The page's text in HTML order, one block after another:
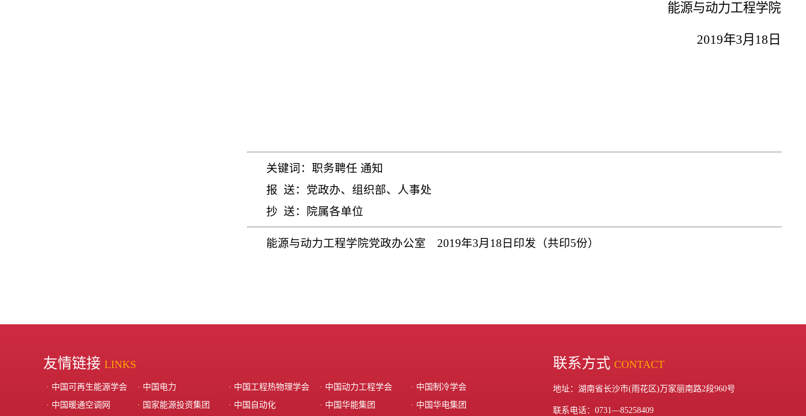
能源与动力工程学院
2019年3月 18 日
关键词：职务聘任 通知
报 送：党政办、组织部、人事处
抄 送：院属各单位
能源与动力工程学院党政办公室 2019年3月 18 日印发（共印5份）
友情链接 LINKS
· 中国可再生能源学会 · 中国电力 · 中国工程热物理学会 · 中国动力工程学会
· 中国制冷学会
· 中国暖通空调网
· 国家能源投资集团‌ · 中国自动化 · 中国华能集团‌ · ‌中国华电集团‌
联系方式 CONTACT
地址：湖南省长沙市(雨花区)万家丽南路2段960号
联系电话：0731—85258409